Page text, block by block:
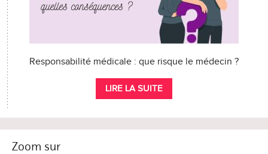
Responsabilité médicale : que risque le médecin ?
LIRE LA SUITE
Zoom sur